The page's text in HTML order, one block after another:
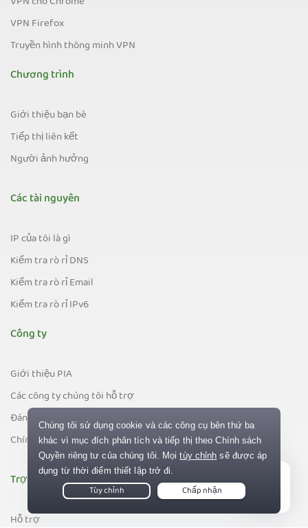
VPN Firefox
Truyền hình thông minh VPN
Chương trình
Giới thiệu bạn bè
Tiếp thị liên kết
Người ảnh hưởng
Các tài nguyên
IP của tôi là gì
Kiểm tra rò rỉ DNS
Kiểm tra rò rỉ Email
Kiểm tra rò rỉ IPv6
Công ty
Giới thiệu PIA
Các công ty chúng tôi hỗ trợ
Đánh giá
Chính sách đảm bảo hoàn tiền
Trợ giúp
Hỗ trợ